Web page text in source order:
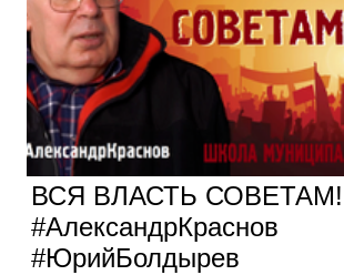
ВСЯ ВЛАСТЬ СОВЕТАМ!
#АлександрКраснов
#ЮрийБолдырев